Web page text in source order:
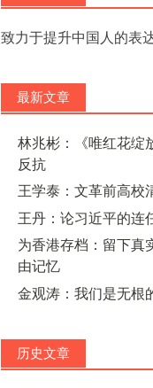
致力于提升中国人的表
最新文章
林兆彬：《唯红花绽
反抗
王学泰：文革前高校
王丹：论习近平的连
为香港存档：留下真
由记忆
金观涛：我们是无根
历史文章